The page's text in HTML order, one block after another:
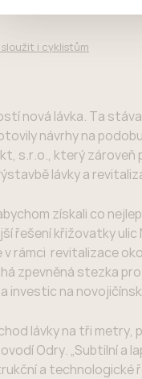
i cyklistům
nová lávka. Ta
návrhy na
s.r.o., který
lávky a
získali co
řešení křižovatky
v rámci revitalizace
zpevněná stezka
investic na
lávky na tři metry,
Odry. „Subtilní
a technologické